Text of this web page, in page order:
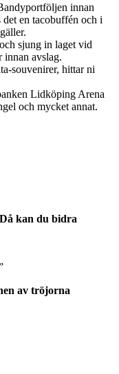
innan
en tacobuffén och i
sjung in laget vid
innan avslag.
souvenirer, hittar ni
Lidköping Arena
och mycket annat.
Då kan du bidra
av tröjorna